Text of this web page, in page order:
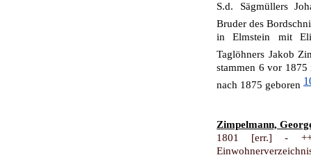
S.d. Sägmüllers
Bruder des
in Elmstein mit
Taglöhners Jakob
stammen 6 vor
nach 1875 geboren
Zimpelmann,
1801 [err.] -